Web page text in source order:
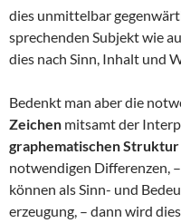
dies unmittelbar
sprechenden Subjekt wie
dies nach Sinn, Inhalt und
Bedenkt man aber die
Zeichen mitsamt der
graphematischen Struktur
notwendigen Differenzen,
können als Sinn- und
erzeugung, – dann wird